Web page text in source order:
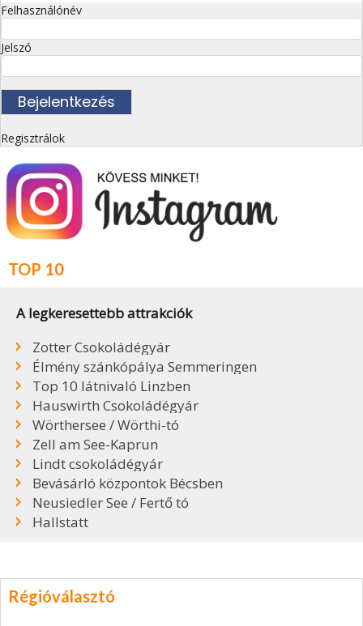
Felhasználónév
Jelszó
Regisztrálok
TOP 10
A legkeresettebb attrakciók
Zotter Csokoládégyár
Élmény szánkópálya Semmeringen
Top 10 látnivaló Linzben
Hauswirth Csokoládégyár
Wörthersee / Wörthi-tó
Zell am See-Kaprun
Lindt csokoládégyár
Bevásárló központok Bécsben
Neusiedler See / Fertő tó
Hallstatt
Régióválasztó